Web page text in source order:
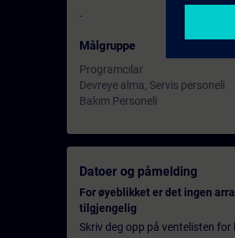
-
Målgruppe
Programcılar
Devreye alma, Servis personeli
Bakım Personeli
Datoer og påmelding
For øyeblikket er det ingen
tilgjengelig
Skriv deg opp på ventelisten